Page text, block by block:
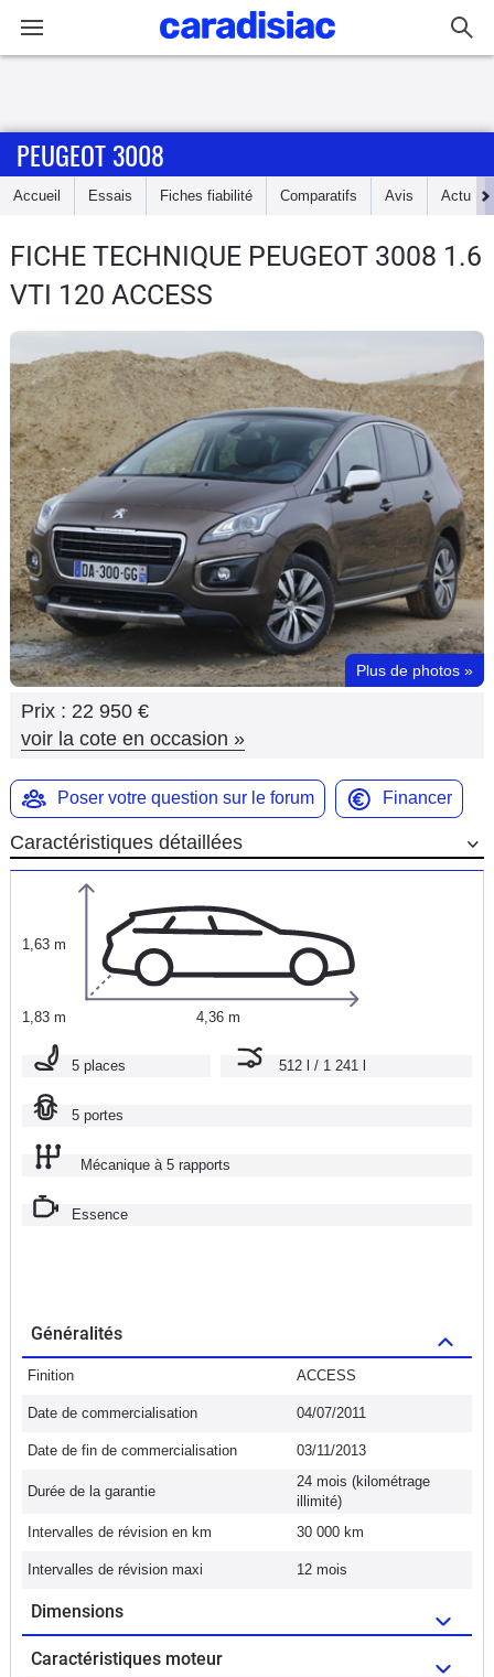
Accueil
Essais
Guide
d'achat
Electriques
Utilitaires
Flottes
Auto
Services
Forum
Moto
Marques
PEUGEOT 3008
Accueil Essais Fiches fiabilité Comparatifs Avis Actu
FICHE TECHNIQUE PEUGEOT 3008 1.6
VTI 120 ACCESS
Plus de photos »
Prix : 22 950 €
voir la cote en occasion »
Poser votre question sur le forum Financer
Caractéristiques détaillées
1,63 m
1,83 m 4,36 m
5 places 512 l / 1 241 l
5 portes
Mécanique à 5 rapports
Essence
Généralités
Finition ACCESS
Date de commercialisation 04/07/2011
Date de fin de commercialisation 03/11/2013
Durée de la garantie
24 mois (kilométrage
illimité)
Intervalles de révision en km
30 000 km
Intervalles de révision maxi 12 mois
Dimensions
Caractéristiques moteur